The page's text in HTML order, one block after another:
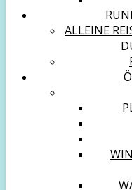
ALLEINE